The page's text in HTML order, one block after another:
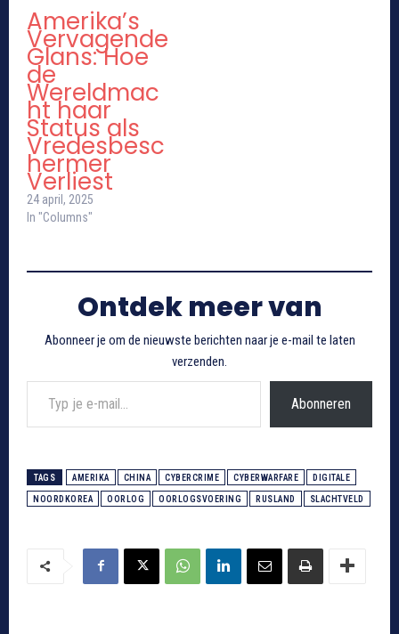
Amerika’s
Vervagende
Glans: Hoe
de
Wereldmac
ht haar
Status als
Vredesbesc
hermer
Verliest
24 april, 2025
In "Columns"
Ontdek meer van
Abonneer je om de nieuwste berichten naar je e-mail te laten
verzenden.
Typ je e-mail...
Abonneren
TAGS AMERIKA CHINA CYBERCRIME CYBERWARFARE DIGITALE
NOORDKOREA OORLOG OORLOGSVOERING RUSLAND SLACHTVELD